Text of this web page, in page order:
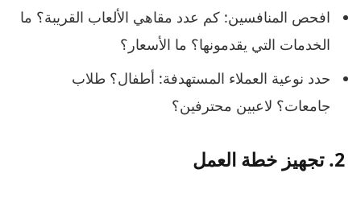
افحص المنافسين: كم عدد مقاهي الألعاب القريبة؟ ما
الخدمات التي يقدمونها؟ ما الأسعار؟
حدد نوعية العملاء المستهدفة: أطفال؟ طلاب
جامعات؟ لاعبين محترفين؟
2. تجهيز خطة العمل